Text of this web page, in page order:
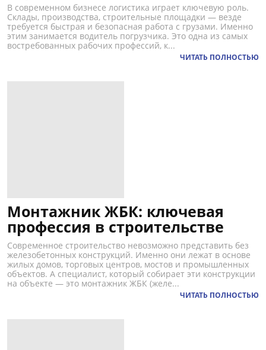
В современном бизнесе логистика играет ключевую роль.
Склады, производства, строительные площадки — везде
требуется быстрая и безопасная работа с грузами. Именно
этим занимается водитель погрузчика. Это одна из самых
востребованных рабочих профессий, к...
ЧИТАТЬ ПОЛНОСТЬЮ
Монтажник ЖБК: ключевая
профессия в строительстве
Современное строительство невозможно представить без
железобетонных конструкций. Именно они лежат в основе
жилых домов, торговых центров, мостов и промышленных
объектов. А специалист, который собирает эти конструкции
на объекте — это монтажник ЖБК (желе...
ЧИТАТЬ ПОЛНОСТЬЮ